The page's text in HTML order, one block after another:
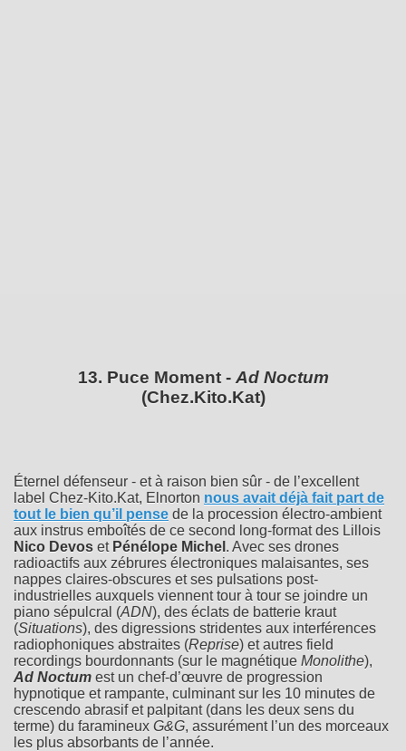
13. Puce Moment - Ad Noctum
(Chez.Kito.Kat)
Éternel défenseur - et à raison bien sûr - de l’excellent
label Chez-Kito.Kat, Elnorton nous avait déjà fait part de
tout le bien qu’il pense de la procession électro-ambient
aux instrus emboîtés de ce second long-format des Lillois
Nico Devos et Pénélope Michel . Avec ses drones
radioactifs aux zébrures électroniques malaisantes, ses
nappes claires-obscures et ses pulsations post-
industrielles auxquels viennent tour à tour se joindre un
piano sépulcral (ADN), des éclats de batterie kraut
(Situations), des digressions stridentes aux interférences
radiophoniques abstraites (Reprise) et autres field
recordings bourdonnants (sur le magnétique Monolithe),
Ad Noctum est un chef-d’œuvre de progression
hypnotique et rampante, culminant sur les 10 minutes de
crescendo abrasif et palpitant (dans les deux sens du
terme) du faramineux G&G, assurément l’un des morceaux
les plus absorbants de l’année.